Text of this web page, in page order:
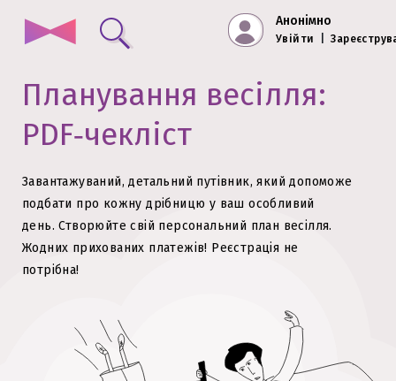
Анонімно
Увійти
Планування весілля:
PDF‑чекліст
Завантажуваний, детальний путівник, який допоможе
подбати про кожну дрібницю у ваш особливий
день. Створюйте свій персональний план весілля.
Жодних прихованих платежів! Реєстрація не
потрібна!